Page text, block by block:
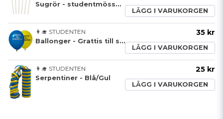
Sugrör - studentmössa vit/guld - 8 pack
LÄGG I VARUKORGEN
👩‍🎓 STUDENTEN
Ballonger - Grattis till studenten
35 kr
LÄGG I VARUKORGEN
👩‍🎓 STUDENTEN
Serpentiner - Blå/Gul
25 kr
LÄGG I VARUKORGEN